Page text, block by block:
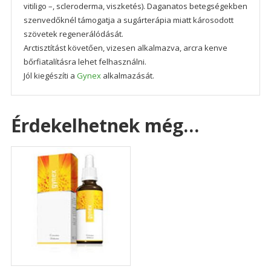
vitiligo –, scleroderma, viszketés). Daganatos betegségekben
szenvedőknél támogatja a sugárterápia miatt károsodott
szövetek regenerálódását.
Arctisztítást követően, vizesen alkalmazva, arcra kenve
bőrfiatalításra lehet felhasználni.
Jól kiegészíti a Gynexalkalmazását.
Érdekelhetnek még…